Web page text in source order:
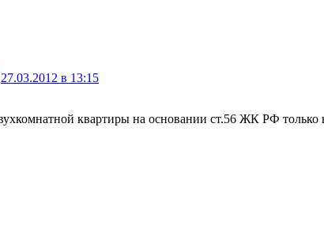
27.03.2012 в 13:15
квартиры на основании ст.56 ЖК РФ